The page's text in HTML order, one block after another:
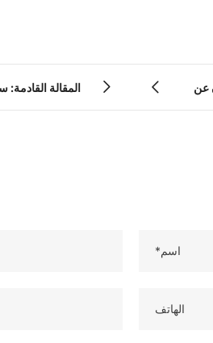
عن
إلى 13 يونيو.
اسم*
الهاتف